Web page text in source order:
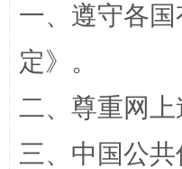
一、遵守各
定》。
二、尊重网
三、中国公